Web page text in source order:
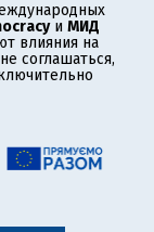
и МИД
влияния на
соглашаться,